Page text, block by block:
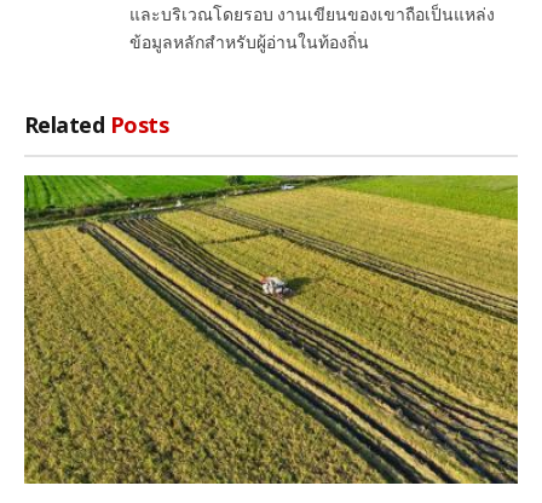
และบริเวณโดยรอบ งานเขียนของเขาถือเป็นแหล่ง
ข้อมูลหลักสำหรับผู้อ่านในท้องถิ่น
Related Posts